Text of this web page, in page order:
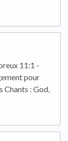
11:1 -
pour
Chants : God,